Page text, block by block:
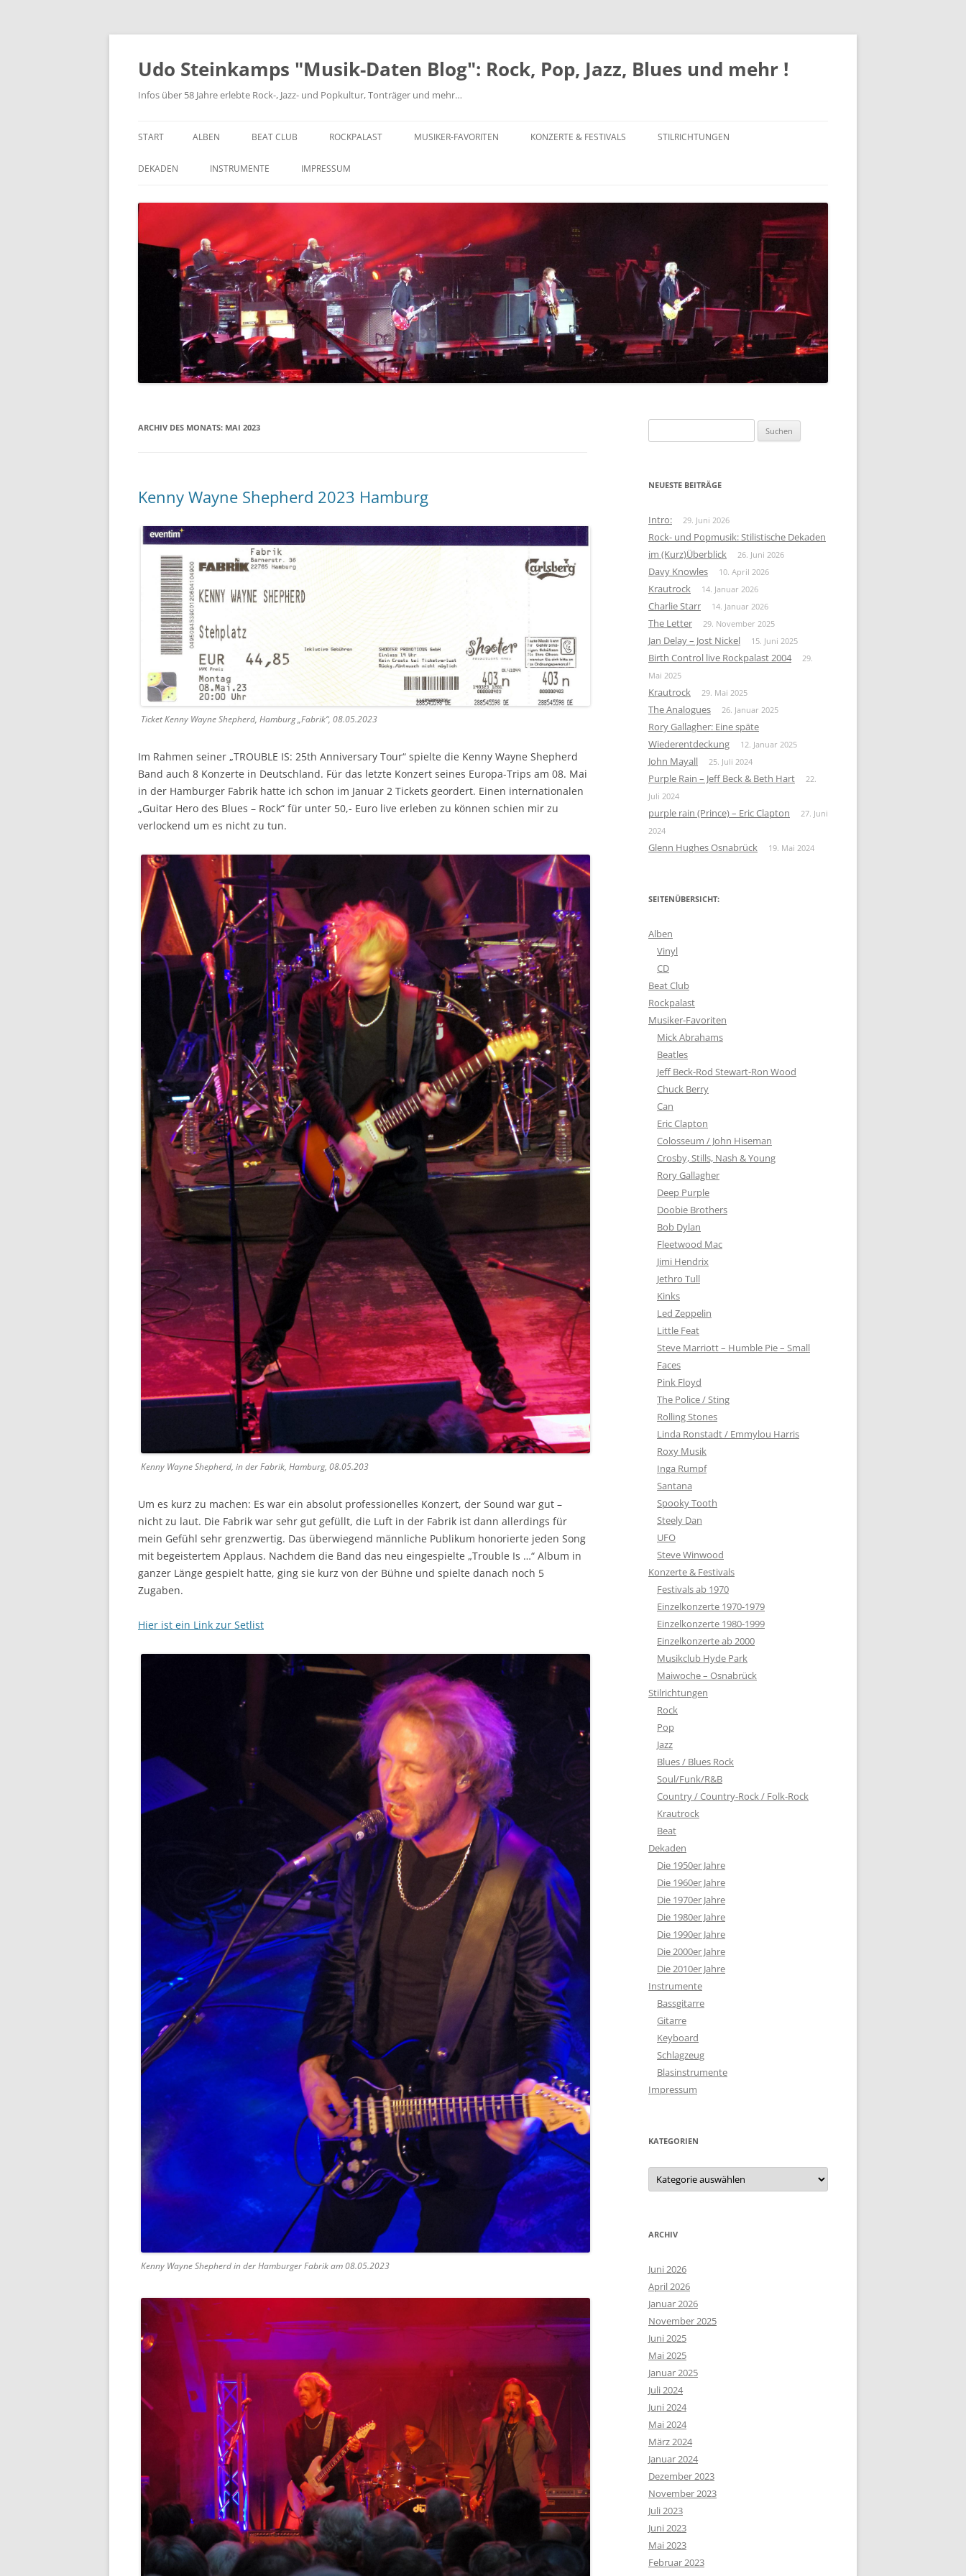
Zum
springen
Udo Steinkamps "Musik-Daten Blog": Rock, Pop, Jazz, Blues und mehr !
Infos über 58 Jahre erlebte Rock-, Jazz- und Popkultur, Tonträger und mehr…
START ALBEN
VINYL
BEAT CLUB ROCKPALAST MUSIKER-FAVORITEN
JEFF BECK-ROD STEWART-RON
WOOD
CHUCK BERRY
CAN
ERIC CLAPTON
COLOSSEUM / JOHN HISEMAN
BOB DYLAN
FLEETWOOD MAC
JIMI HENDRIX
JETHRO TULL
LED ZEPPELIN
LITTLE FEAT
PINK FLOYD
THE POLICE / STING
HARRIS
ROXY MUSIK
INGA RUMPF
SANTANA
SPOOKY TOOTH
STEELY DAN
UFO
STEVE WINWOOD
KONZERTE & FESTIVALS
EINZELKONZERTE 1980-1999
MUSIKCLUB HYDE PARK
MAIWOCHE – OSNABRÜCK
STILRICHTUNGEN
SOUL/FUNK/R&B
COUNTRY / COUNTRY-ROCK /
FOLK-ROCK
KRAUTROCK
DEKADEN
DIE 1960ER JAHRE
DIE 1970ER JAHRE
DIE 1980ER JAHRE
DIE 2000ER JAHRE
DIE 2010ER JAHRE
INSTRUMENTE
GITARRE
KEYBOARD
SCHLAGZEUG
BLASINSTRUMENTE
IMPRESSUM
ARCHIV DES MONATS: MAI 2023
Kenny Wayne Shepherd 2023 Hamburg
Ticket Kenny Wayne Shepherd, Hamburg „Fabrik“, 08.05.2023
Im Rahmen seiner „TROUBLE IS: 25th Anniversary Tour“ spielte die Kenny Wayne Shepherd
Band auch 8 Konzerte in Deutschland. Für das letzte Konzert seines Europa-Trips am 08. Mai
in der Hamburger Fabrik hatte ich schon im Januar 2 Tickets geordert. Einen internationalen
„Guitar Hero des Blues – Rock“ für unter 50,- Euro live erleben zu können schien mir zu
verlockend um es nicht zu tun.
Kenny Wayne Shepherd, in der Fabrik, Hamburg, 08.05.203
Um es kurz zu machen: Es war ein absolut professionelles Konzert, der Sound war gut –
nicht zu laut. Die Fabrik war sehr gut gefüllt, die Luft in der Fabrik ist dann allerdings für
mein Gefühl sehr grenzwertig. Das überwiegend männliche Publikum honorierte jeden Song
mit begeistertem Applaus. Nachdem die Band das neu eingespielte „Trouble Is …“ Album in
ganzer Länge gespielt hatte, ging sie kurz von der Bühne und spielte danach noch 5
Zugaben.
Hier ist ein Link zur Setlist
Kenny Wayne Shepherd in der Hamburger Fabrik am 08.05.2023
nach:
NEUESTE BEITRÄGE
Intro: 29. Juni 2026
Rock- und Popmusik: Stilistische Dekaden
im (Kurz)Überblick
26. Juni 2026
Davy Knowles 10. April 2026
Krautrock 14. Januar 2026
Charlie Starr 14. Januar 2026
The Letter 29. November 2025
Jan Delay – Jost Nickel 15. Juni 2025
Birth Control live Rockpalast 2004
29.
Mai 2025
Krautrock 29. Mai 2025
The Analogues 26. Januar 2025
Rory Gallagher: Eine späte
Wiederentdeckung
12. Januar 2025
John Mayall 25. Juli 2024
Purple Rain – Jeff Beck & Beth Hart
22.
Juli 2024
purple rain (Prince) – Eric Clapton
27. Juni
2024
Glenn Hughes Osnabrück 19. Mai 2024
SEITENÜBERSICHT:
Alben
Vinyl
CD
Beat Club
Rockpalast
Musiker-Favoriten
Mick Abrahams
Beatles
Jeff Beck-Rod Stewart-Ron Wood
Chuck Berry
Can
Eric Clapton
Colosseum / John Hiseman
Crosby, Stills, Nash & Young
Rory Gallagher
Deep Purple
Doobie Brothers
Bob Dylan
Fleetwood Mac
Jimi Hendrix
Jethro Tull
Kinks
Led Zeppelin
Little Feat
Steve Marriott – Humble Pie – Small
Faces
Pink Floyd
The Police / Sting
Rolling Stones
Linda Ronstadt / Emmylou Harris
Roxy Musik
Inga Rumpf
Santana
Spooky Tooth
Steely Dan
UFO
Steve Winwood
Konzerte & Festivals
Festivals ab 1970
Einzelkonzerte 1970-1979
Einzelkonzerte 1980-1999
Einzelkonzerte ab 2000
Musikclub Hyde Park
Maiwoche – Osnabrück
Stilrichtungen
Rock
Pop
Jazz
Blues / Blues Rock
Soul/Funk/R&B
Country / Country-Rock / Folk-Rock
Krautrock
Beat
Dekaden
Die 1950er Jahre
Die 1960er Jahre
Die 1970er Jahre
Die 1980er Jahre
Die 1990er Jahre
Die 2000er Jahre
Die 2010er Jahre
Instrumente
Bassgitarre
Gitarre
Keyboard
Schlagzeug
Blasinstrumente
Impressum
KATEGORIEN
Kategorien
ARCHIV
Juni 2026
April 2026
Januar 2026
November 2025
Juni 2025
Mai 2025
Januar 2025
Juli 2024
Juni 2024
Mai 2024
März 2024
Januar 2024
Dezember 2023
November 2023
Juli 2023
Juni 2023
Mai 2023
Februar 2023